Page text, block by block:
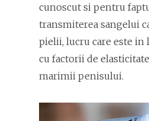
cunoscut si pentru
transmiterea sangelui
pielii, lucru care este in
cu factorii de
marimii penisului.